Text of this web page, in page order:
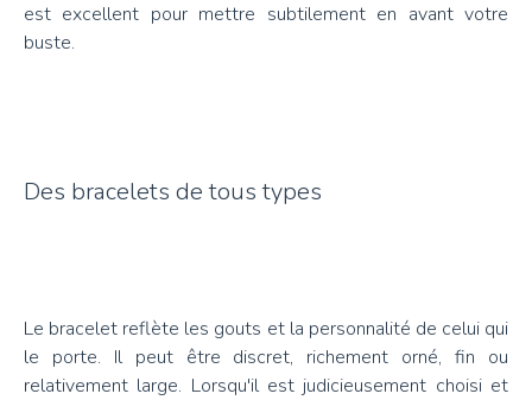
est excellent pour mettre subtilement en avant votre
buste.
Des bracelets de tous types
Le bracelet reflète les gouts et la personnalité de celui qui
le porte. Il peut être discret, richement orné, fin ou
relativement large. Lorsqu'il est judicieusement choisi et